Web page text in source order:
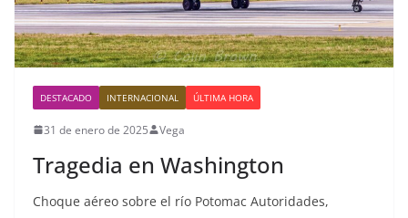
DESTACADO INTERNACIONAL ÚLTIMA HORA
31 de enero de 2025 Vega
Tragedia en Washington
Choque aéreo sobre el río Potomac Autoridades,